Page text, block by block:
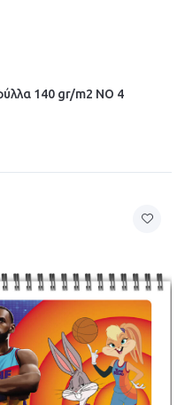
140 gr/m2 ΝΟ 4